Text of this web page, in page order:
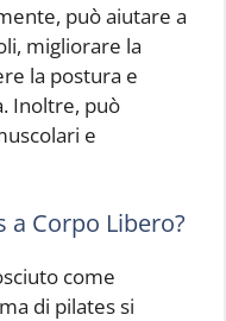
può aiutare a
migliorare la
la postura e
Inoltre, può
e
a Corpo Libero?
come
di pilates si